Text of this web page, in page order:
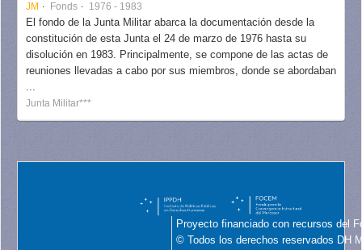
JM Fonds 1976 - 1983
El fondo de la Junta Militar abarca la documentación desde la
constitución de esta Junta el 24 de marzo de 1976 hasta su
disolución en 1983. Principalmente, se compone de las actas de
reuniones llevadas a cabo por sus miembros, donde se abordaban
...
Junta Militar***
Proyecto financiado con recursos del
© Todos los derechos reservados DH